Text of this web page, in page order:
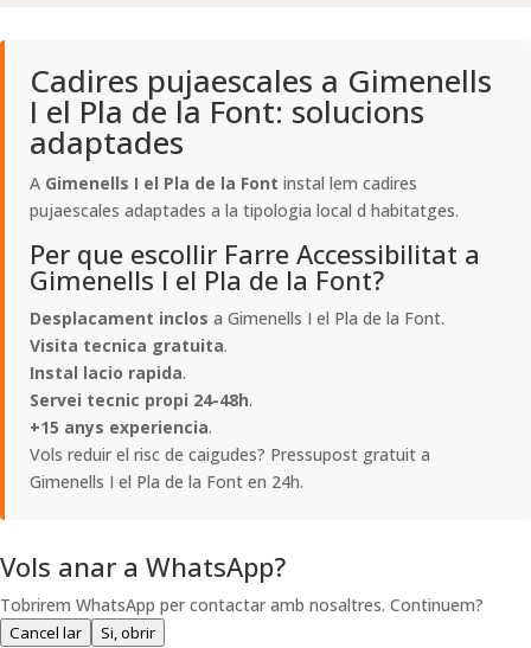
Cadires pujaescales a Gimenells
I el Pla de la Font: solucions
adaptades
A Gimenells I el Pla de la Font instal lem cadires
pujaescales adaptades a la tipologia local d habitatges.
Per que escollir Farre Accessibilitat a
Gimenells I el Pla de la Font?
Desplacament inclos a Gimenells I el Pla de la Font.
Visita tecnica gratuita.
Instal lacio rapida.
Servei tecnic propi 24-48h.
+15 anys experiencia.
Vols reduir el risc de caigudes? Pressupost gratuit a
Gimenells I el Pla de la Font en 24h.
Vols anar a WhatsApp?
Tobrirem WhatsApp per contactar amb nosaltres. Continuem?
Cancel lar Si, obrir